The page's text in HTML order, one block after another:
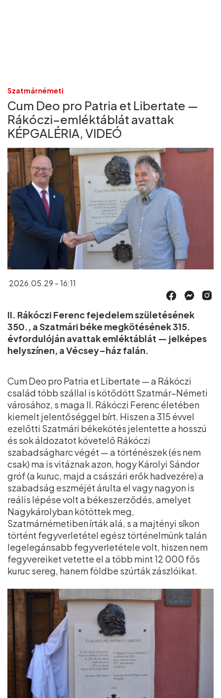
Szatmárnémeti
Cum Deo pro Patria et Libertate —
Rákóczi–emléktáblát avattak
KÉPGALÉRIA, VIDEÓ
2026.05.29 - 16:11
II. Rákóczi Ferenc fejedelem születésének
350., a Szatmári béke megkötésének 315.
évfordulóján avattak emléktáblát — jelképes
helyszínen, a Vécsey–ház falán.
Cum Deo pro Patria et Libertate — a Rákóczi
család több szállal is kötődött Szatmár–Németi
városához, s maga II. Rákóczi Ferenc életében
kiemelt jelentőséggel bírt. Hiszen a 315 évvel
ezelőtti Szatmári békekötés jelentette a hosszú
és sok áldozatot követelő Rákóczi
szabadságharc végét — a történészek (és nem
csak) ma is vitáznak azon, hogy Károlyi Sándor
gróf (a kuruc, majd a császári erők hadvezére) a
szabadság eszméjét árulta el vagy nagyon is
reális lépése volt a békeszerződés, amelyet
Nagykárolyban kötöttek meg,
Szatmárnémetiben írták alá, s a majtényi síkon
történt fegyverletétel egész történelmünk talán
legelegánsabb fegyverletétele volt, hiszen nem
fegyvereiket vetette el a több mint 12 000 fős
kuruc sereg, hanem földbe szúrták zászlóikat.